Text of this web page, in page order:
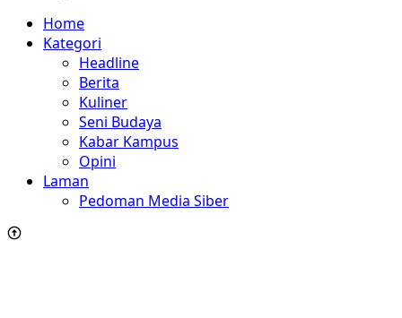
Home
Kategori
Headline
Berita
Kuliner
Seni Budaya
Kabar Kampus
Opini
Laman
Pedoman Media Siber